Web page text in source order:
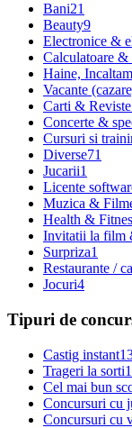
Bani21
Beauty9
Electronice &
Calculatoare
Haine,
Vacante
Carti & Reviste
Concerte &
Cursuri si
Diverse71
Jucarii1
Licente
Muzica &
Health &
Invitatii la film
Surpriza1
Restaurante /
Jocuri4
Tipuri de
Castig instant
Trageri la sorti
Cel mai bun
Concursuri cu
Concursuri cu